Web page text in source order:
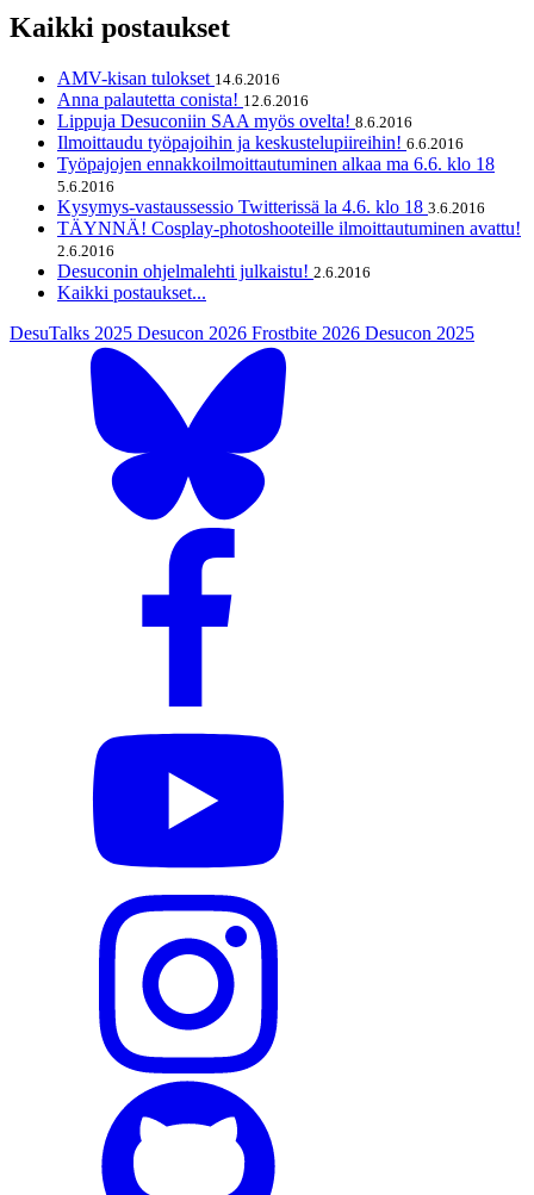
Kaikki postaukset
AMV-kisan tulokset 14.6.2016
Anna palautetta conista! 12.6.2016
Lippuja Desuconiin SAA myös ovelta! 8.6.2016
Ilmoittaudu työpajoihin ja keskustelupiireihin! 6.6.2016
Työpajojen ennakkoilmoittautuminen alkaa ma 6.6. klo 18
5.6.2016
Kysymys-vastaussessio Twitterissä la 4.6. klo 18 3.6.2016
TÄYNNÄ! Cosplay-photoshooteille ilmoittautuminen avattu!
2.6.2016
Desuconin ohjelmalehti julkaistu! 2.6.2016
Kaikki postaukset...
DesuTalks 2025 Desucon 2026 Frostbite 2026 Desucon 2025